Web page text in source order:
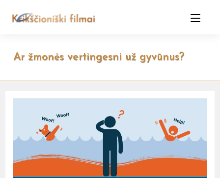
Ar žmonės vertingesni už gyvūnus?